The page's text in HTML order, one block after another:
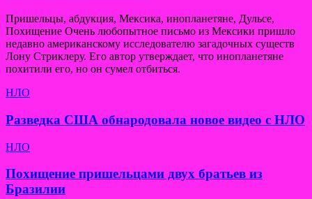
Пришельцы, абдукция, Мексика, инопланетяне, Дульсе,
Похищение Очень любопытное письмо из Мексики пришло
недавно американскому исследователю загадочных существ
Лону Стриклеру. Его автор утверждает, что инопланетяне
похитили его, но он сумел отбиться.
НЛО
Разведка США обнародовала новое видео с НЛО
НЛО
Похищение пришельцами двух братьев из
Бразилии